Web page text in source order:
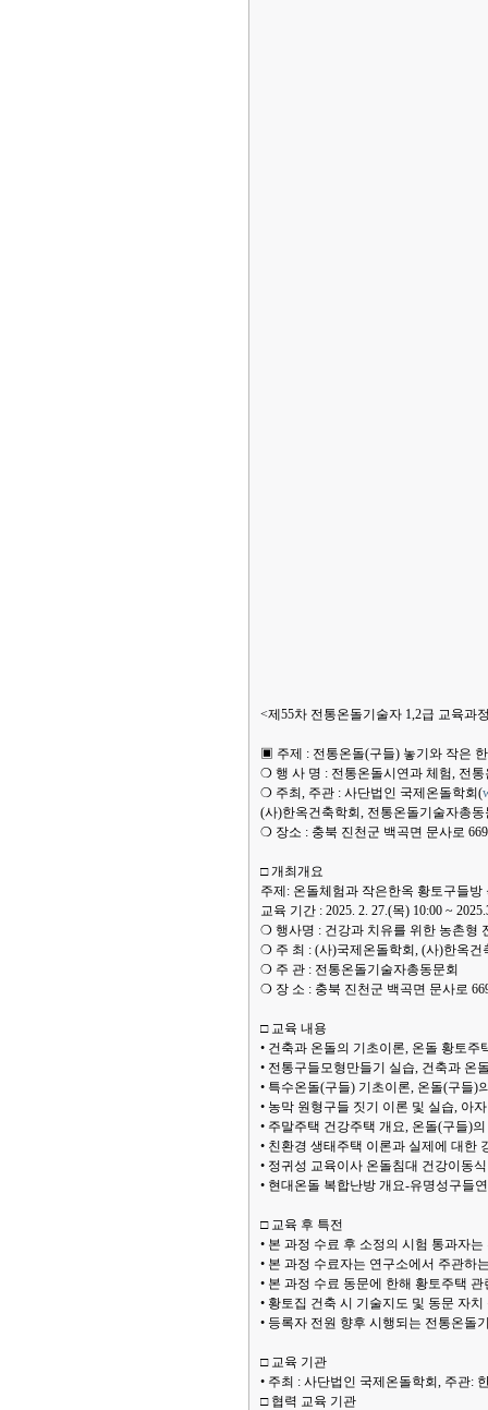
<제55차 전통온돌기술자 1,2급 교육과
▣ 주제 : 전통온돌(구들) 놓기와 작은
❍ 행 사 명 : 전통온돌시연과 체험, 전
❍ 주최, 주관 : 사단법인 국제온돌학회(
(사)한옥건축학회, 전통온돌기술자총동
❍ 장소 : 충북 진천군 백곡면 문사로
□ 개최개요
주제: 온돌체험과 작은한옥 황토구들방
교육 기간 : 2025. 2. 27.(목) 10:00 ~
❍ 행사명 : 건강과 치유를 위한 농촌형
❍ 주 최 : (사)국제온돌학회, (사)한옥건
❍ 주 관 : 전통온돌기술자총동문회
❍ 장 소 : 충북 진천군 백곡면 문사로
□ 교육 내용
• 건축과 온돌의 기초이론, 온돌 황토
• 전통구들모형만들기 실습, 건축과 온
• 특수온돌(구들) 기초이론, 온돌(구들)
• 농막 원형구들 짓기 이론 및 실습, 아
• 주말주택 건강주택 개요, 온돌(구들)
• 친환경 생태주택 이론과 실제에 대한
• 정귀성 교육이사 온돌침대 건강이동
• 현대온돌 복합난방 개요-유명성구들
□ 교육 후 특전
• 본 과정 수료 후 소정의 시험 통과자
• 본 과정 수료자는 연구소에서 주관하
• 본 과정 수료 동문에 한해 황토주택
• 황토집 건축 시 기술지도 및 동문 자
• 등록자 전원 향후 시행되는 전통온돌
□ 교육 기관
• 주최 : 사단법인 국제온돌학회, 주관:
□ 협력 교육 기관